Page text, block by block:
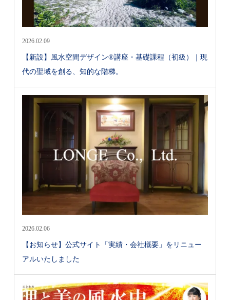
2026.02.09
【新設】風水空間デザイン®講座・基礎課程（初級）｜現
代の聖域を創る、知的な階梯。
2026.02.06
【お知らせ】公式サイト「実績・会社概要」をリニュー
アルいたしました